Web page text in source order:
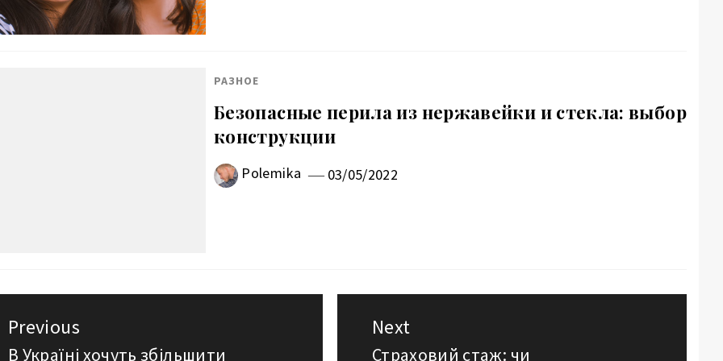
РАЗНОЕ
Безопасные перила из нержавейки и стекла: выбор
конструкции
Polemika 03/05/2022
Previous
В Україні хочуть збільшити
Next
Страховий стаж: чи